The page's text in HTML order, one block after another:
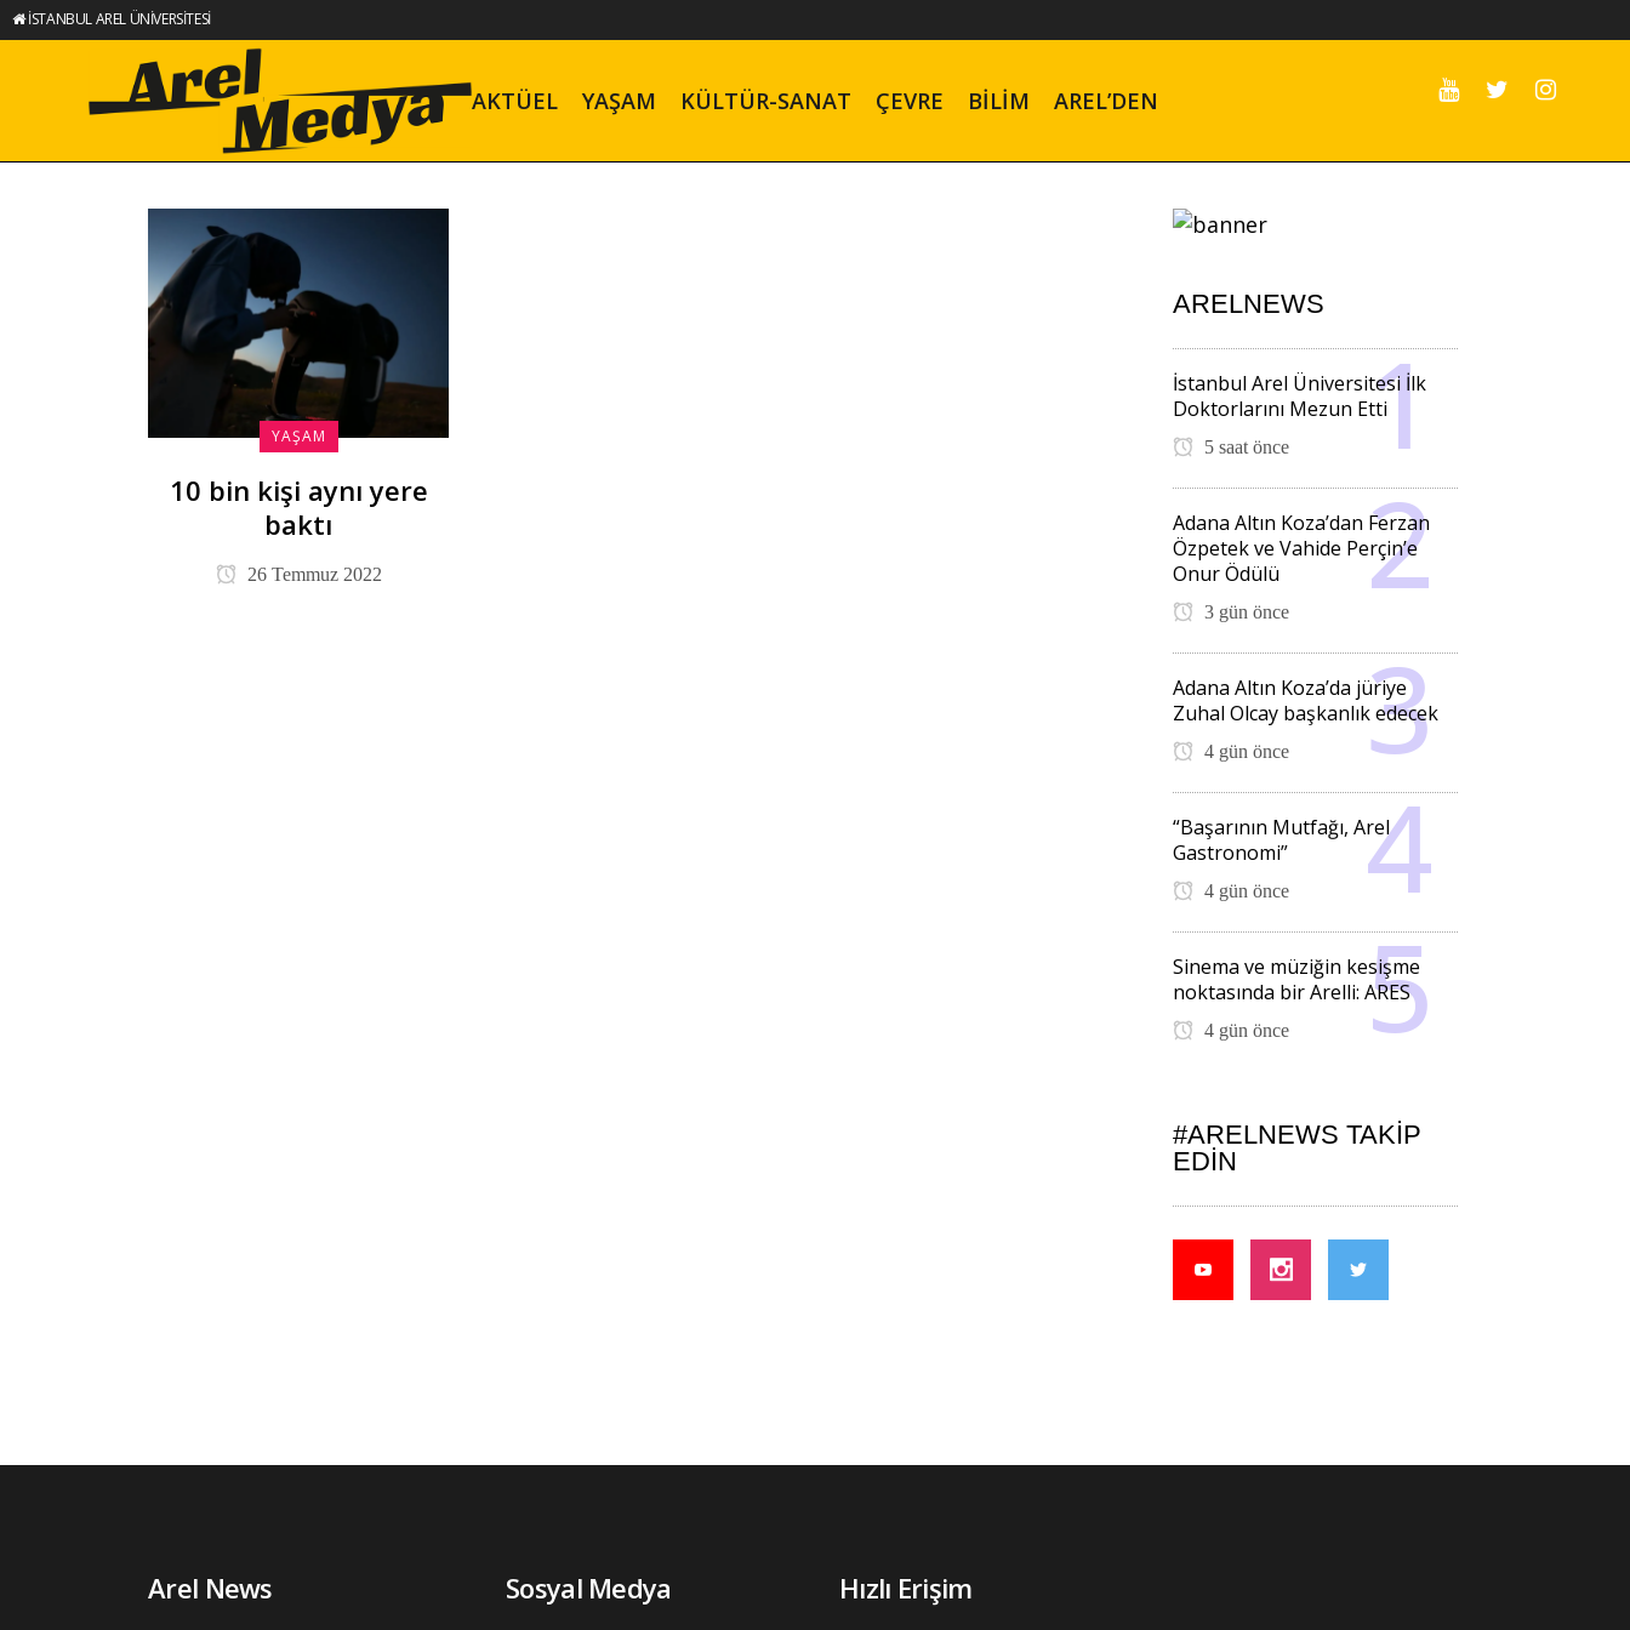
İSTANBUL AREL ÜNİVERSİTESİ
AKTÜEL YAŞAM KÜLTÜR-SANAT ÇEVRE BILIM AREL’DEN
YAŞAM
10 bin kişi aynı yere
baktı
26 Temmuz 2022
ARELNEWS
İstanbul Arel Üniversitesi İlk
Doktorlarını Mezun Etti
5 saat önce
Adana Altın Koza’dan Ferzan
Özpetek ve Vahide Perçin’e
Onur Ödülü
3 gün önce
Adana Altın Koza’da jüriye
Zuhal Olcay başkanlık edecek
4 gün önce
“Başarının Mutfağı, Arel
Gastronomi”
4 gün önce
Sinema ve müziğin kesişme
noktasında bir Arelli: ARES
4 gün önce
#ARELNEWS TAKIP
EDIN
Arel News Sosyal Medya Hızlı Erişim